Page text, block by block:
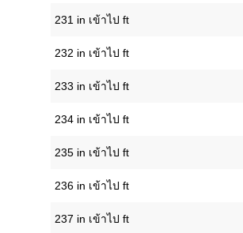
231 in เข้าไป ft
232 in เข้าไป ft
233 in เข้าไป ft
234 in เข้าไป ft
235 in เข้าไป ft
236 in เข้าไป ft
237 in เข้าไป ft